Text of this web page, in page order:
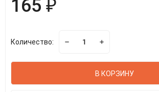
165 ₽
Количество:
В КОРЗИНУ